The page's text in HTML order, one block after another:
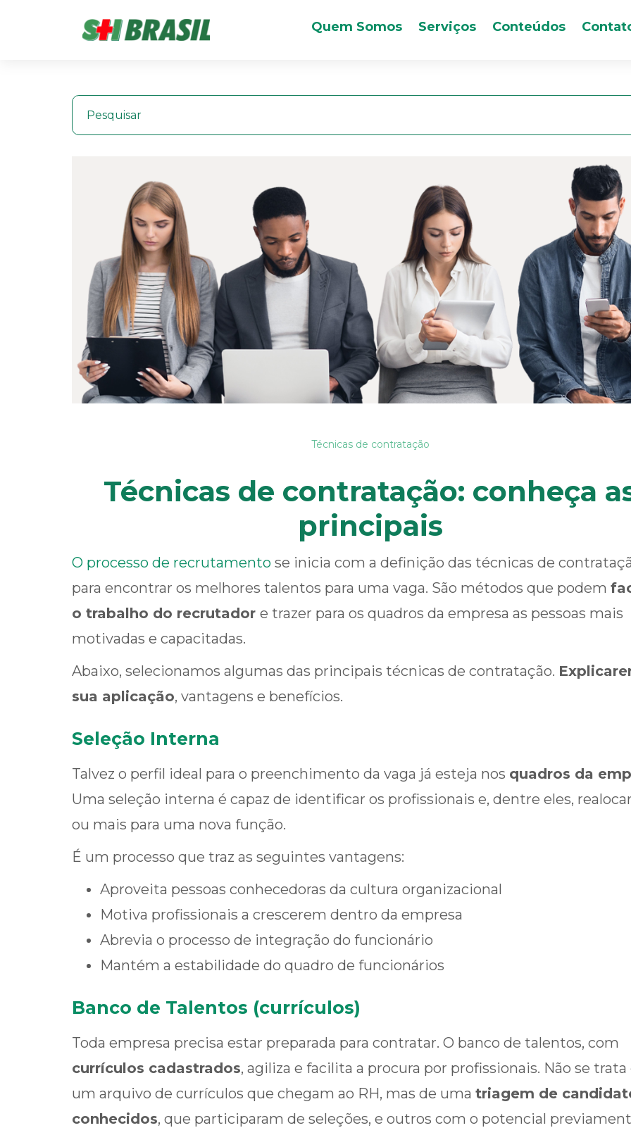
Quem Somos Serviços Conteúdos
Técnicas de contratação
Técnicas de contratação: conheça
principais
O processo de recrutamento se inicia com a definição das técnicas de
para encontrar os melhores talentos para uma vaga. São métodos que podem
o trabalho do recrutador e trazer para os quadros da empresa as pessoas mais
motivadas e capacitadas.
Abaixo, selecionamos algumas das principais técnicas de contratação.
sua aplicação, vantagens e benefícios.
Seleção Interna
Talvez o perfil ideal para o preenchimento da vaga já esteja nos quadros da
Uma seleção interna é capaz de identificar os profissionais e, dentre eles,
ou mais para uma nova função.
É um processo que traz as seguintes vantagens:
Aproveita pessoas conhecedoras da cultura organizacional
Motiva profissionais a crescerem dentro da empresa
Abrevia o processo de integração do funcionário
Mantém a estabilidade do quadro de funcionários
Banco de Talentos (currículos)
Toda empresa precisa estar preparada para contratar. O banco de talentos, com
currículos cadastrados, agiliza e facilita a procura por profissionais. Não se trata
um arquivo de currículos que chegam ao RH, mas de uma triagem de
conhecidos, que participaram de seleções, e outros com o potencial